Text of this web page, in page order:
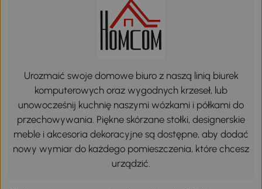
Urozmaić swoje domowe biuro z naszą linią biurek
komputerowych oraz wygodnych krzeseł, lub
unowocześnij kuchnię naszymi wózkami i półkami do
przechowywania. Piękne skórzane stołki, designerskie
meble i akcesoria dekoracyjne są dostępne, aby dodać
nowy wymiar do każdego pomieszczenia, które chcesz
urządzić.